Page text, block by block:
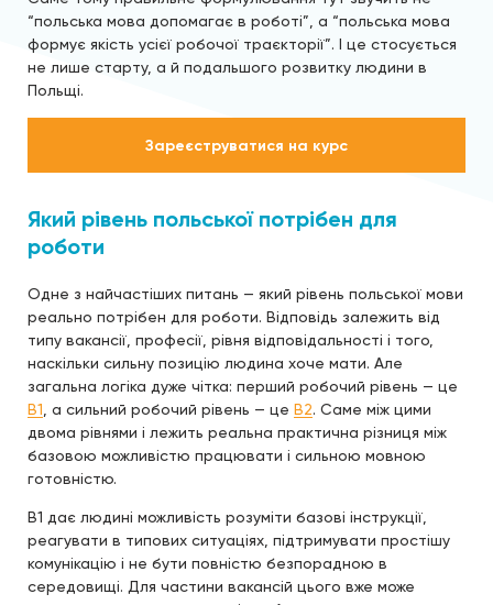
“польська мова допомагає в роботі”, а “польська мова
формує якість усієї робочої траєкторії”. І це стосується
не лише старту, а й подальшого розвитку людини в
Польщі.
Зареєструватися на курс
Який рівень польської потрібен для
роботи
Одне з найчастіших питань — який рівень польської мови
реально потрібен для роботи. Відповідь залежить від
типу вакансії, професії, рівня відповідальності і того,
наскільки сильну позицію людина хоче мати. Але
загальна логіка дуже чітка: перший робочий рівень — це
B1 , а сильний робочий рівень — це B2. Саме між цими
двома рівнями і лежить реальна практична різниця між
базовою можливістю працювати і сильною мовною
готовністю.
B1 дає людині можливість розуміти базові інструкції,
реагувати в типових ситуаціях, підтримувати простішу
комунікацію і не бути повністю безпорадною в
середовищі. Для частини вакансій цього вже може